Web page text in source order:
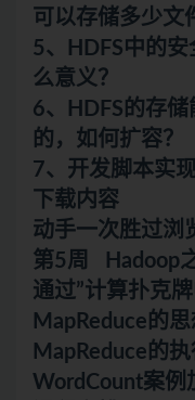
可以存储多少文
5、HDFS中的
么意义？
6、HDFS的存
的，如何扩容？
7、开发脚本实
下载内容
动手一次胜过浏
第5周 Hadoop
通过”计算扑克
MapReduce的
MapReduce的
WordCount案例